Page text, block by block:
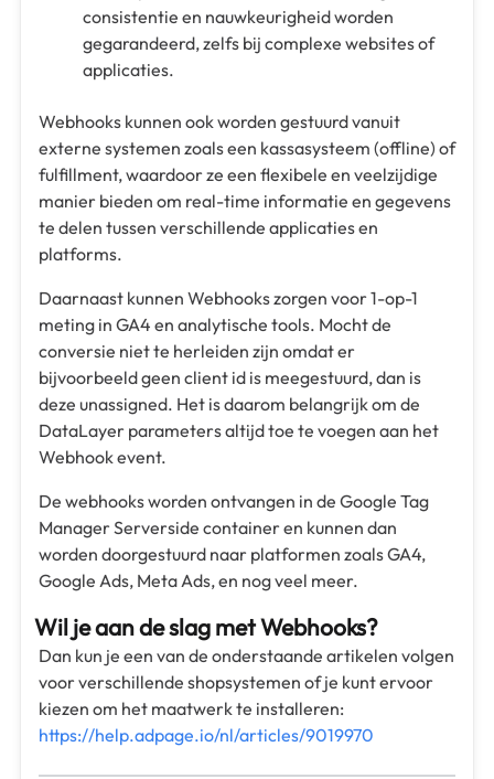
consistentie en nauwkeurigheid worden
gegarandeerd, zelfs bij complexe websites of
applicaties.
Webhooks kunnen ook worden gestuurd vanuit
externe systemen zoals een kassasysteem (offline) of
fulfillment, waardoor ze een flexibele en veelzijdige
manier bieden om real-time informatie en gegevens
te delen tussen verschillende applicaties en
platforms.
Daarnaast kunnen Webhooks zorgen voor 1-op-1
meting in GA4 en analytische tools. Mocht de
conversie niet te herleiden zijn omdat er
bijvoorbeeld geen client id is meegestuurd, dan is
deze unassigned. Het is daarom belangrijk om de
DataLayer parameters altijd toe te voegen aan het
Webhook event.
De webhooks worden ontvangen in de Google Tag
Manager Serverside container en kunnen dan
worden doorgestuurd naar platformen zoals GA4,
Google Ads, Meta Ads, en nog veel meer.
Wil je aan de slag met Webhooks?
Dan kun je een van de onderstaande artikelen volgen
voor verschillende shopsystemen of je kunt ervoor
kiezen om het maatwerk te installeren:
https://help.adpage.io/nl/articles/9019970